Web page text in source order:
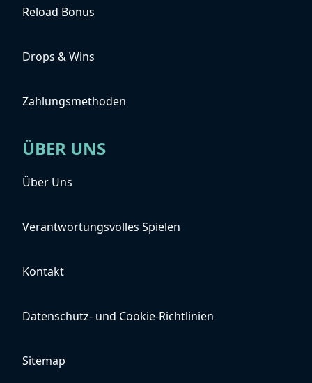
Reload Bonus
Drops & Wins
Zahlungsmethoden
ÜBER UNS
Über Uns
Verantwortungsvolles Spielen
Kontakt
Datenschutz- und Cookie-Richtlinien
Sitemap